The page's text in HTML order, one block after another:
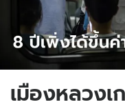
เมืองหลวงเ